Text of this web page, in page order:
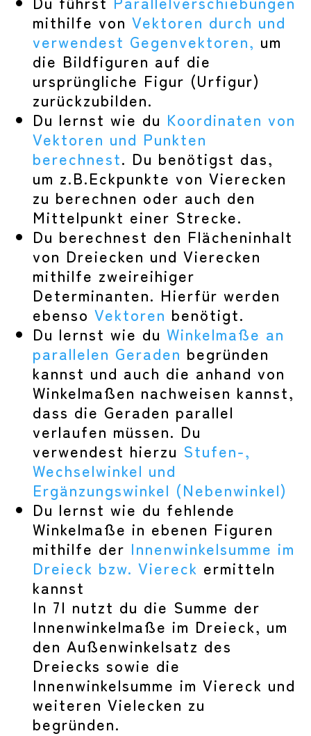
mithilfe von Vektoren durch und
verwendest Gegenvektoren, um
die Bildfiguren auf die
ursprüngliche Figur (Urfigur)
zurückzubilden.
Du lernst wie du Koordinaten von
Vektoren und Punkten
berechnest. Du benötigst das,
um z.B.Eckpunkte von Vierecken
zu berechnen oder auch den
Mittelpunkt einer Strecke.
Du berechnest den Flächeninhalt
von Dreiecken und Vierecken
mithilfe zweireihiger
Determinanten. Hierfür werden
ebenso Vektoren benötigt.
Du lernst wie du Winkelmaße an
parallelen Geraden begründen
kannst und auch die anhand von
Winkelmaßen nachweisen kannst,
dass die Geraden parallel
verlaufen müssen. Du
verwendest hierzu Stufen-,
Wechselwinkel und
Ergänzungswinkel (Nebenwinkel)
Du lernst wie du fehlende
Winkelmaße in ebenen Figuren
mithilfe der Innenwinkelsumme im
Dreieck bzw. Viereck ermitteln
kannst
In 7I nutzt du die Summe der
Innenwinkelmaße im Dreieck, um
den Außenwinkelsatz des
Dreiecks sowie die
Innenwinkelsumme im Viereck und
weiteren Vielecken zu
begründen.